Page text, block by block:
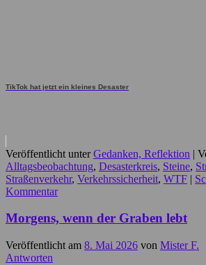
TikTok hat jetzt ein kleines Desaster
Veröffentlicht unter Gedanken, Reflektion |
Alltagsbeobachtung, Desasterkreis, Steine,
Straßenverkehr, Verkehrssicherheit, WTF |
Kommentar
Morgens, wenn der Graben lebt
Veröffentlicht am 8. Mai 2026 von Mister F.
Antworten